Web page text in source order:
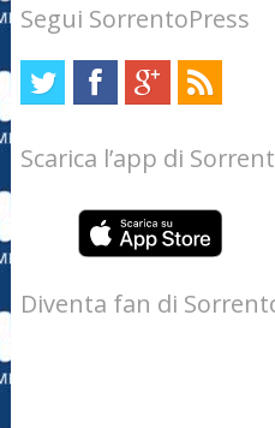
Segui SorrentoPress
Scarica l’app di
Diventa fan di